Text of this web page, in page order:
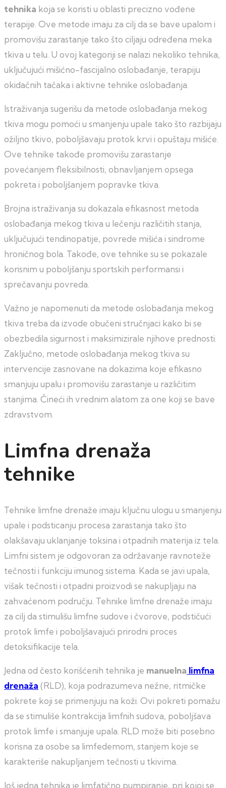
tehnika koja se koristi u oblasti precizno vođene
terapije. Ove metode imaju za cilj da se bave upalom i
promovišu zarastanje tako što ciljaju određena meka
tkiva u telu. U ovoj kategoriji se nalazi nekoliko tehnika,
uključujući mišićno-fascijalno oslobađanje, terapiju
okidačnih tačaka i aktivne tehnike oslobađanja.
Istraživanja sugerišu da metode oslobađanja mekog
tkiva mogu pomoći u smanjenju upale tako što razbijaju
ožiljno tkivo, poboljšavaju protok krvi i opuštaju mišiće.
Ove tehnike takođe promovišu zarastanje
povećanjem fleksibilnosti, obnavljanjem opsega
pokreta i poboljšanjem popravke tkiva.
Brojna istraživanja su dokazala efikasnost metoda
oslobađanja mekog tkiva u lečenju različitih stanja,
uključujući tendinopatije, povrede mišića i sindrome
hroničnog bola. Takođe, ove tehnike su se pokazale
korisnim u poboljšanju sportskih performansi i
sprečavanju povreda.
Važno je napomenuti da metode oslobađanja mekog
tkiva treba da izvode obučeni stručnjaci kako bi se
obezbedila sigurnost i maksimizirale njihove prednosti.
Zaključno, metode oslobađanja mekog tkiva su
intervencije zasnovane na dokazima koje efikasno
smanjuju upalu i promovišu zarastanje u različitim
stanjima. Čineći ih vrednim alatom za one koji se bave
zdravstvom.
Limfna drenaža
tehnike
Tehnike limfne drenaže imaju ključnu ulogu u smanjenju
upale i podsticanju procesa zarastanja tako što
olakšavaju uklanjanje toksina i otpadnih materija iz tela.
Limfni sistem je odgovoran za održavanje ravnoteže
tečnosti i funkciju imunog sistema. Kada se javi upala,
višak tečnosti i otpadni proizvodi se nakupljaju na
zahvaćenom području. Tehnike limfne drenaže imaju
za cilj da stimulišu limfne sudove i čvorove, podstičući
protok limfe i poboljšavajući prirodni proces
detoksifikacije tela.
Jedna od često korišćenih tehnika je manuelna limfna
drenaža (RLD), koja podrazumeva nežne, ritmičke
pokrete koji se primenjuju na koži. Ovi pokreti pomažu
da se stimuliše kontrakcija limfnih sudova, poboljšava
protok limfe i smanjuje upala. RLD može biti posebno
korisna za osobe sa limfedemom, stanjem koje se
karakteriše nakupljanjem tečnosti u tkivima.
Još jedna tehnika je limfatično pumpiranje, pri kojoj se